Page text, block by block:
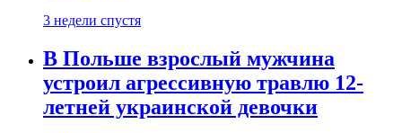
3 недели спустя
В Польше взрослый мужчина
устроил агрессивную травлю 12-
летней украинской девочки